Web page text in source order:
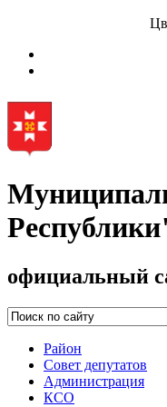
официальный
Район
Совет депутатов
Администрация
КСО